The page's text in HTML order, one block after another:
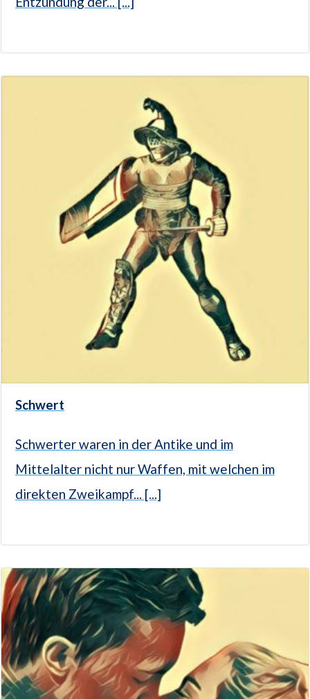
Schwert
Schwerter waren in der Antike und im
Mittelalter nicht nur Waffen, mit welchen im
direkten Zweikampf... [...]